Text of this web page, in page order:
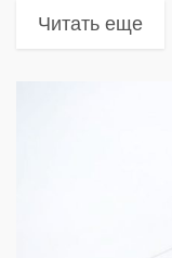
Читать еще